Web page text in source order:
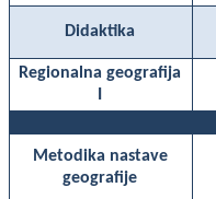
Didaktika
Regionalna geografija
Metodika nastave
geografije